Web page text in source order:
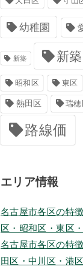
幼稚園
新築 新
昭和区 東区
熱田区 瑞穂
路線価
エリア情報
名古屋市各区の特
区・昭和区・東区
名古屋市各区の特
田区・中川区・港